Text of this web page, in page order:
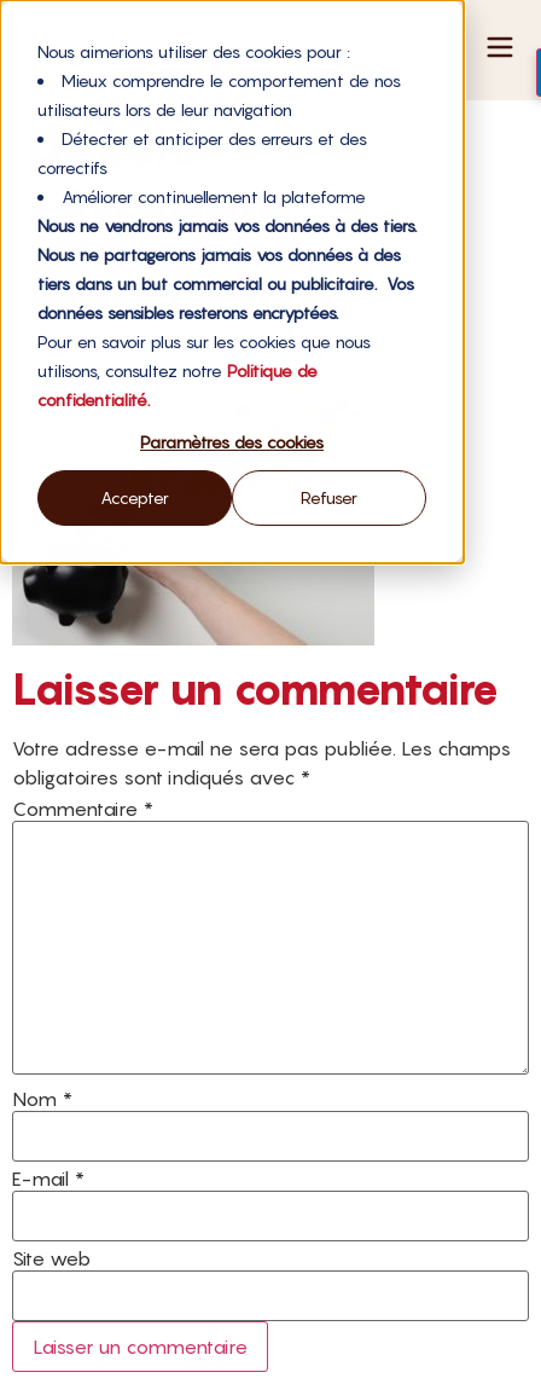
Nous aimerions utiliser des cookies pour :
Mieux comprendre le comportement de nos
utilisateurs lors de leur navigation
Détecter et anticiper des erreurs et des
correctifs
Améliorer continuellement la plateforme
Nous ne vendrons jamais vos données à des tiers.
Nous ne partagerons jamais vos données à des
tiers dans un but commercial ou publicitaire. Vos
données sensibles resterons encryptées.
Pour en savoir plus sur les cookies que nous
utilisons, consultez notre Politique de
confidentialité.
Paramètres des cookies
Accepter Refuser
pexels-
cottonbro-
3943716-2
Laisser un commentaire
Votre adresse e-mail ne sera pas publiée. Les champs
obligatoires sont indiqués avec *
Commentaire *
Nom *
E-mail *
Site web